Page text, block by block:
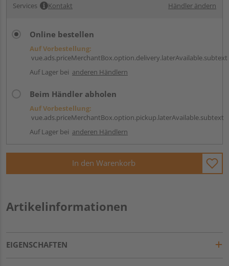
Services Kontakt Händler ändern
Online bestellen
Auf Vorbestellung:
vue.ads.priceMerchantBox.option.delivery.laterAvailable.subtext
Auf Lager bei anderen Händlern
Beim Händler abholen
Auf Vorbestellung:
vue.ads.priceMerchantBox.option.pickup.laterAvailable.subtext
Auf Lager bei anderen Händlern
In den Warenkorb
Artikelinformationen
EIGENSCHAFTEN